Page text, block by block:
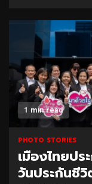
1 min read
PHOTO STORIES
เมืองไทยป
วันประกันชี